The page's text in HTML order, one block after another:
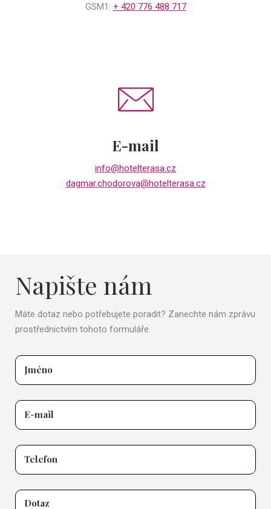
GSM1: + 420 776 488 717
E-mail
info@hotelterasa.cz
dagmar.chodorova@hotelterasa.cz
Napište nám
Máte dotaz nebo potřebujete poradit? Zanechte nám zprávu
prostřednictvím tohoto formuláře.
Jméno
E-mail
Telefon
Dotaz